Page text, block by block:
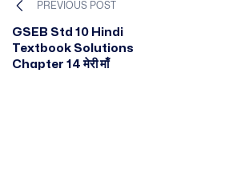
PREVIOUS POST
GSEB Std 10 Hindi
Textbook Solutions
Chapter 14 मेरी माँ